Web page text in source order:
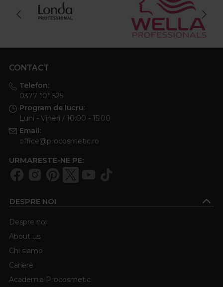
CONTACT
Telefon:
0377 101 525
Program de lucru:
Luni - Vineri / 10:00 - 15:00
Email:
office@procosmetic.ro
URMARESTE-NE PE:
DESPRE NOI
Despre noi
About us
Chi siamo
Cariere
Academia Procosmetic